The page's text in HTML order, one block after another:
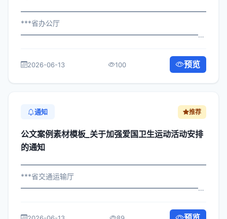
***省办公厅
各直属机构： 为深入贯彻落实习近平总...
2026-06-13 100 预览
通知 推荐
公文案例素材模板_关于加强爱国卫生运动活动安排
的通知
***省交通运输厅